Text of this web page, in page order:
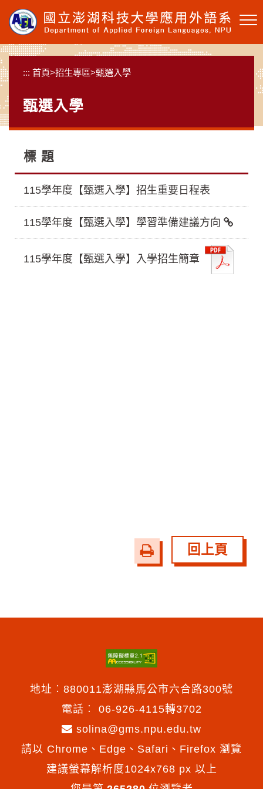
要
內
容
塊
::: 首頁>招生專區>甄選入學
甄選入學
標 題
115學年度【甄選入學】招生重要日程表
115學年度【甄選入學】學習準備建議方向
115學年度【甄選入學】入學招生簡章
友
善
回上頁
地址︰880011澎湖縣馬公市六合路300號
電話︰ 06-926-4115轉3702
solina@gms.npu.edu.tw
請以 Chrome、Edge、Safari、Firefox 瀏覽
建議螢幕解析度1024x768 px 以上